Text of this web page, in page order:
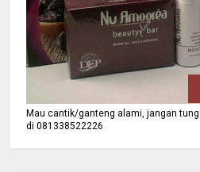
Mau cantik/ganteng alami, jangan
di 081338522226